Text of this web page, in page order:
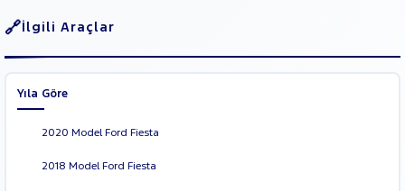
İlgili Araçlar
Yıla Göre
2020 Model Ford Fiesta
2018 Model Ford Fiesta